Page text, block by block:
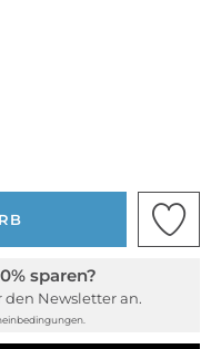
sparen?
den Newsletter an.